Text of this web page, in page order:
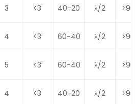
3 <3′ 40-20 λ/2
4 <3′ 60-40 λ/2
5 <3′ 60-40 λ/2
4 <3′ 40-20 λ/2